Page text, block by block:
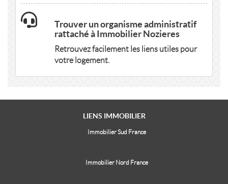
Trouver un organisme administratif
rattaché à Immobilier Nozieres
Retrouvez facilement les liens utiles pour
votre logement.
LIENS IMMOBILIER
Immobilier Sud France
Immobilier Nord France